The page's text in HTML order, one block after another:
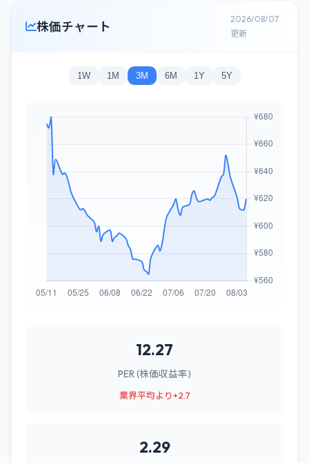
株価チャート
2026/08/07
更新
1W 1M 3M 6M 1Y 5Y
12.27
PER (株価収益率)
業界平均より+2.7
2.29